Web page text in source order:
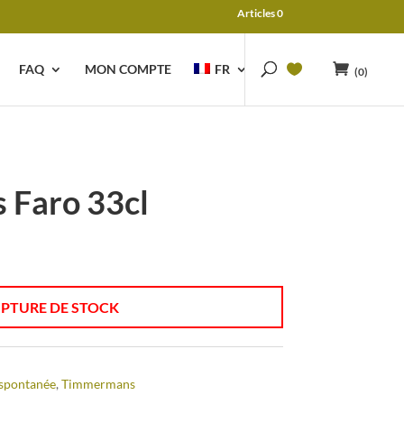
Articles 0
FAQ MON COMPTE FR (0)
Faro 33cl
DE STOCK
, Timmermans